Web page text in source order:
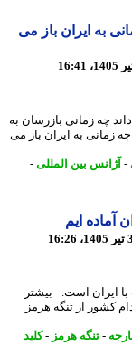
ایران باز می
زمانی بازرسان به
به ایران باز می
بین المللی-
ایم
است. - بیشتر
از تنگه هرمز
-تنگه هرمز- کلید